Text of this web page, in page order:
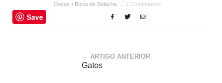
Doces • Bolos de Bolacha 2 Comentários
Save
← ARTIGO ANTERIOR
Gatos